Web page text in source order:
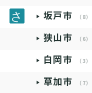
坂戸市 （8）
狭山市 （6）
白岡市 （3）
草加市 （7）